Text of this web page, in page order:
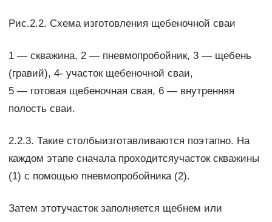
Рис.2.2. Схема изготовления щебеночной сваи
1 — скважина, 2 — пневмопробойник, 3 — щебень
(гравий), 4- участок щебеночной сваи,
5 — готовая щебеночная свая, 6 — внутренняя
полость сваи.
2.2.3. Такие столбыизготавливаются поэтапно. На
каждом этапе сначала проходитсяучасток скважины
(1) с помощью пневмопробойника (2).
Затем этотучасток заполняется щебнем или